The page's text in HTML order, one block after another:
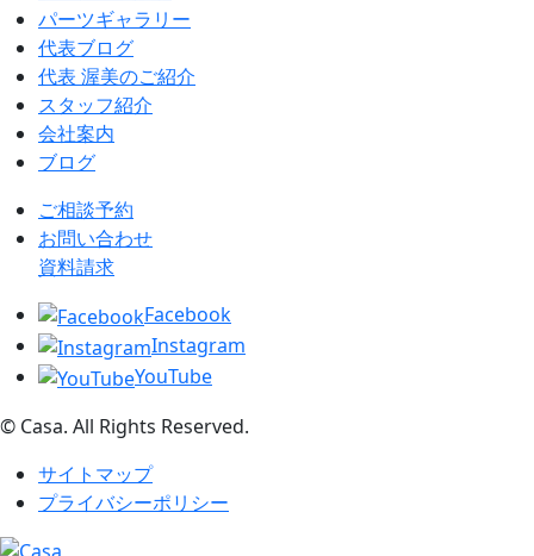
パーツギャラリー
代表ブログ
代表 渥美のご紹介
スタッフ紹介
会社案内
ブログ
ご相談予約
お問い合わせ
資料請求
Facebook
Instagram
YouTube
© Casa. All Rights Reserved.
サイトマップ
プライバシーポリシー